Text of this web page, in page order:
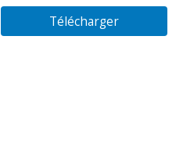
Télécharger